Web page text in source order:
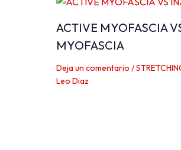
ACTIVE MYOFASCIA
MYOFASCIA
Deja un comentario /
Leo Diaz